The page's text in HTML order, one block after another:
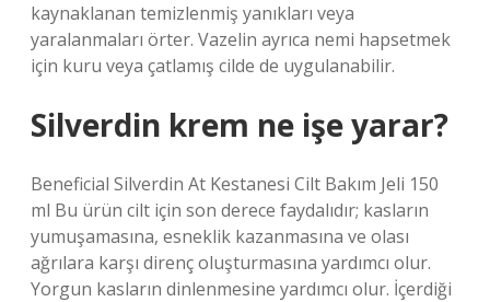
kaynaklanan temizlenmiş yanıkları veya
yaralanmaları örter. Vazelin ayrıca nemi hapsetmek
için kuru veya çatlamış cilde de uygulanabilir.
Silverdin krem ne işe yarar?
Beneficial Silverdin At Kestanesi Cilt Bakım Jeli 150
ml Bu ürün cilt için son derece faydalıdır; kasların
yumuşamasına, esneklik kazanmasına ve olası
ağrılara karşı direnç oluşturmasına yardımcı olur.
Yorgun kasların dinlenmesine yardımcı olur. İçerdiği